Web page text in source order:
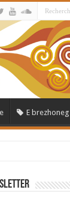
E brezhoneg